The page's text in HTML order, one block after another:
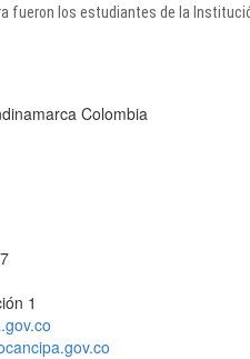
fueron los estudiantes de la
Colombia
1